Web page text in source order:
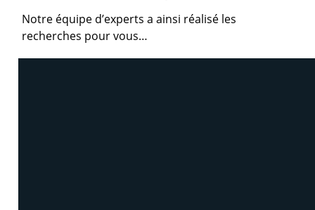
Notre équipe d’experts a ainsi réalisé les
recherches pour vous…